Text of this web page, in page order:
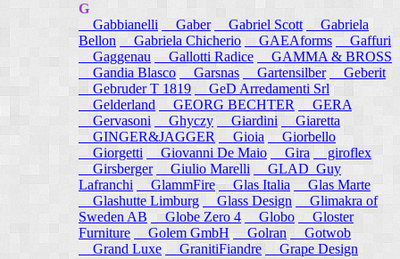
G
Gabbianelli
Gaber Gabriel Scott
Gabriela
Bellon
Gabriela Chicherio GAEAforms
Gaffuri
Gaggenau
Gallotti Radice
GAMMA & BROSS
Gandia Blasco
Garsnas Gartensilber
Geberit
Gebruder T 1819
GeD Arredamenti Srl
Gelderland
GEORG BECHTER
GERA
Gervasoni
Ghyczy Giardini
Giaretta
GINGER&JAGGER
Gioia
Giorbello
Giorgetti
Giovanni De Maio Gira
giroflex
Girsberger
Giulio Marelli
GLAD_Guy
Lafranchi
GlammFire Glas Italia
Glas Marte
Glashutte Limburg
Glass Design
Glimakra of
Sweden AB
Globe Zero 4 Globo
Gloster
Furniture
Golem GmbH Golran
Gotwob
Grand Luxe
GranitiFiandre
Grape Design